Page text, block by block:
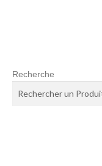
Recherche